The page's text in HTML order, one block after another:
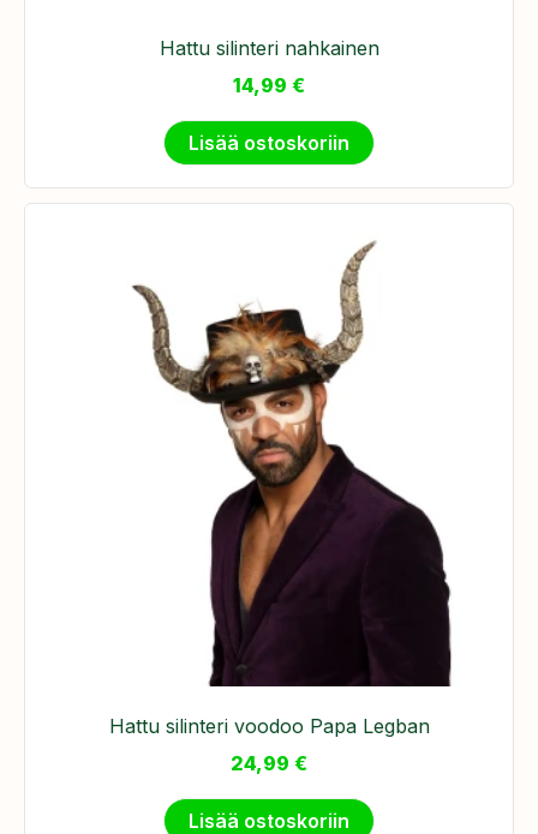
Hattu silinteri nahkainen
14,99 €
Lisää ostoskoriin
Hattu silinteri voodoo Papa Legban
24,99 €
Lisää ostoskoriin